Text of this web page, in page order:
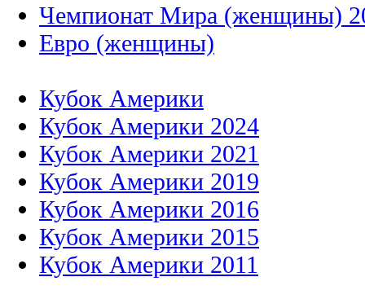
Чемпионат Мира (женщины)
Евро (женщины)
Кубок Америки
Кубок Америки 2024
Кубок Америки 2021
Кубок Америки 2019
Кубок Америки 2016
Кубок Америки 2015
Кубок Америки 2011